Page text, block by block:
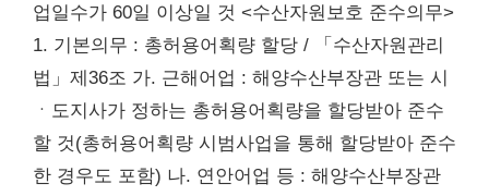
업일수가 60일 이상일 것 <수산자원보호 준수의무>
1. 기본의무 : 총허용어획량 할당 / 「수산자원관리
법」제36조 가. 근해어업 : 해양수산부장관 또는 시
ㆍ도지사가 정하는 총허용어획량을 할당받아 준수
할 것(총허용어획량 시범사업을 통해 할당받아 준수
한 경우도 포함) 나. 연안어업 등 : 해양수산부장관